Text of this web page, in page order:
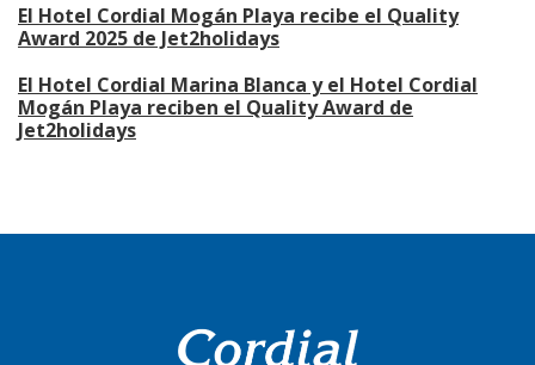
El Hotel Cordial Mogán Playa recibe el Quality
Award 2025 de Jet2holidays
El Hotel Cordial Marina Blanca y el Hotel Cordial
Mogán Playa reciben el Quality Award de
Jet2holidays